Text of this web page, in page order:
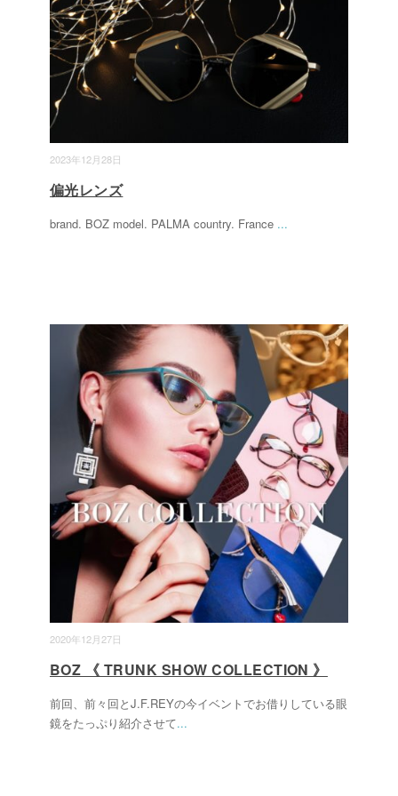
2023年12月28日
偏光レンズ
brand. BOZ model. PALMA country. France ...
2020年12月27日
BOZ 《 TRUNK SHOW COLLECTION 》
前回、前々回とJ.F.REYの今イベントでお借りしている眼
鏡をたっぷり紹介させて...